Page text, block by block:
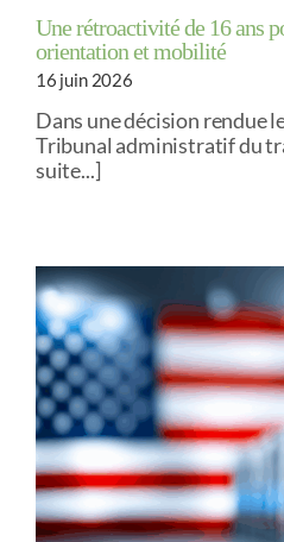
Une rétroactivité de 16 ans
orientation et mobilité
16 juin 2026
Dans une décision rendue
Tribunal administratif du
suite...]